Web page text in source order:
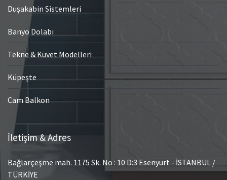
Duşakabin Sistemleri
Banyo Dolabı
Tekne & Küvet Modelleri
Küpeşte
Cam Balkon
İletişim & Adres
Bağlarçeşme mah. 1175 Sk. No : 10 D:3 Esenyurt - İSTANBUL /
TÜRKİYE